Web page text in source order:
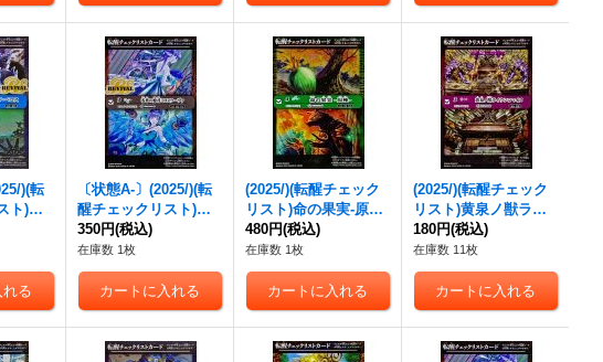
)(転
ト)時
ベロ
{BSC
》
〔状態A-〕(2025/)(転
醒チェックリスト)零
華の姫君ミロスラーヴ
ァ/氷翼零装ミロスラ
ーヴァ【-】{BSC47-R
V003}《白》
350円(税込)
在庫数 1枚
(2025/)(転醒チェック
リスト)命の果実-原
種-/命の果実の精ドラ
イアッド【-】{BS52-0
62}《緑》
480円(税込)
在庫数 1枚
(2025/)(転醒チェック
リスト)黄泉ノ獣ライ
ウンコマイヌ/イザナ
ミの黄泉神殿【-】{BS
55-012}《紫》
180円(税込)
在庫数 11枚